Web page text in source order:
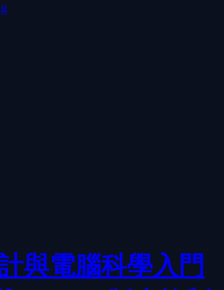
與電腦科學入門